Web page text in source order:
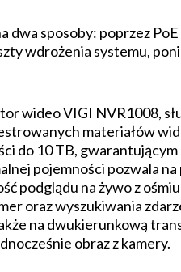
sposoby: poprzez
wdrożenia systemu,
wideo VIGI NVR1008,
materiałów
do 10 TB,
pojemności pozwala
podglądu na żywo z
oraz wyszukiwania
na dwukierunkową
obraz z kamery.